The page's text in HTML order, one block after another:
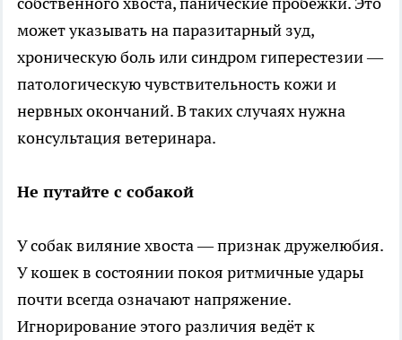
может указывать на паразитарный зуд,
хроническую боль или синдром гиперестезии —
патологическую чувствительность кожи и
нервных окончаний. В таких случаях нужна
консультация ветеринара.
Не путайте с собакой
У собак виляние хвоста — признак дружелюбия.
У кошек в состоянии покоя ритмичные удары
почти всегда означают напряжение.
Игнорирование этого различия ведёт к